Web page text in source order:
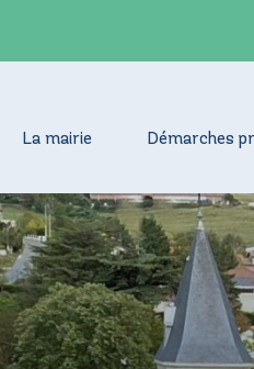
La mairie Démarches